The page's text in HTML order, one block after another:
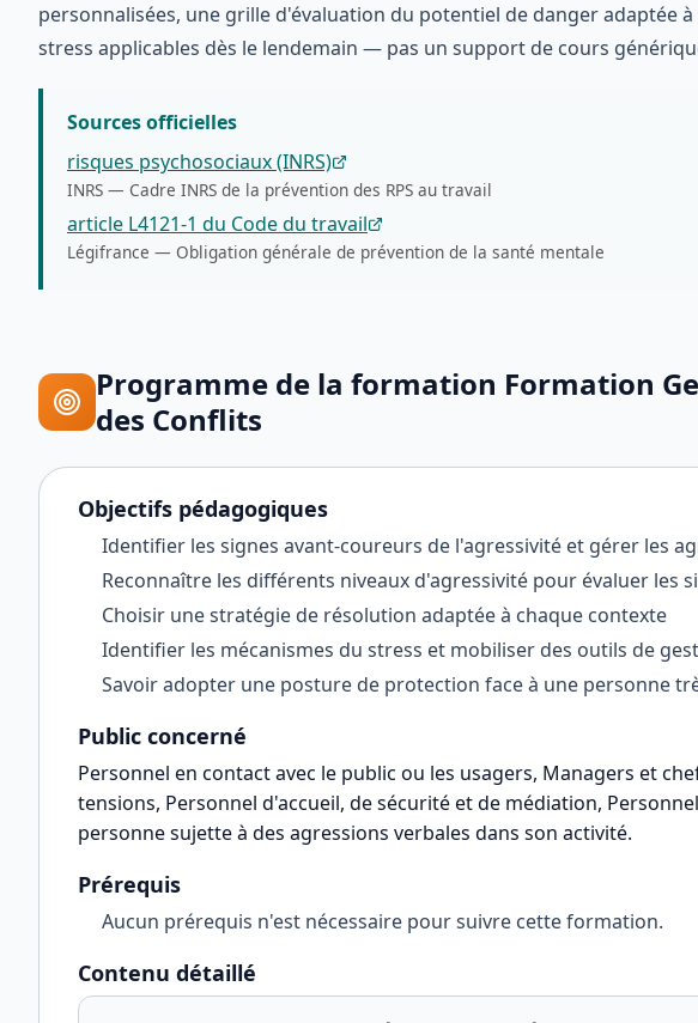
personnalisées, une grille d'évaluation du potentiel de danger adaptée
stress applicables dès le lendemain — pas un support de cours
Sources officielles
risques psychosociaux (INRS)
INRS — Cadre INRS de la prévention des RPS au travail
article L4121-1 du Code du travail
Légifrance — Obligation générale de prévention de la santé mentale
Programme de la formation Formation
des Conflits
Objectifs pédagogiques
Identifier les signes avant-coureurs de l'agressivité et gérer les
Reconnaître les différents niveaux d'agressivité pour évaluer les
Choisir une stratégie de résolution adaptée à chaque contexte
Identifier les mécanismes du stress et mobiliser des outils de
Savoir adopter une posture de protection face à une personne
Public concerné
Personnel en contact avec le public ou les usagers, Managers et
tensions, Personnel d'accueil, de sécurité et de médiation,
personne sujette à des agressions verbales dans son activité.
Prérequis
Aucun prérequis n'est nécessaire pour suivre cette formation.
Contenu détaillé